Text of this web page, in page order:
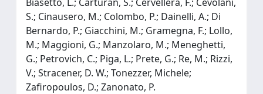
S.; Cinausero, M.; Colombo, P.; Dainelli, A.; Di
Bernardo, P.; Giacchini, M.; Gramegna, F.; Lollo,
M.; Maggioni, G.; Manzolaro, M.; Meneghetti,
G.; Petrovich, C.; Piga, L.; Prete, G.; Re, M.; Rizzi,
V.; Stracener, D. W.; Tonezzer, Michele;
Zafiropoulos, D.; Zanonato, P.